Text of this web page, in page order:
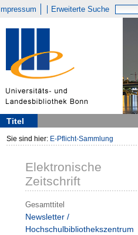
Impressum Erweiterte Suche
Titel
Sie sind hier: E-Pflicht-Sammlung
Elektronische
Zeitschrift
Gesamttitel
Newsletter /
Hochschulbibliothekszentrum